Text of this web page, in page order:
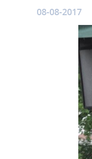
08-08-2017